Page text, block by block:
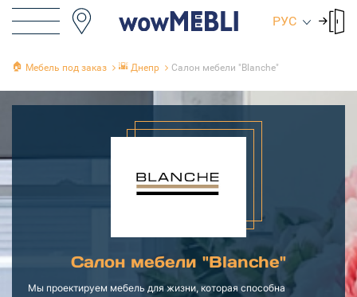
РУС
🏠 Мебель под заказ 🌇 Днепр Салон мебели "Blanche"
Салон мебели "Blanche"
Мы проектируем мебель для жизни, которая способна